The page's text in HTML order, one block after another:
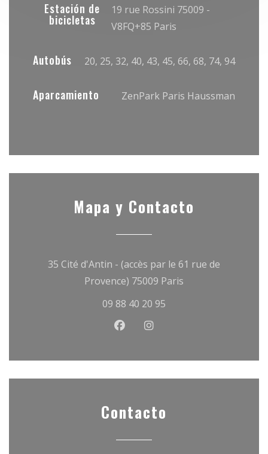
Estación de
bicicletas
19 rue Rossini 75009 -
V8FQ+85 Paris
Autobús 20, 25, 32, 40, 43, 45, 66, 68, 74, 94
Aparcamiento ZenPark Paris Haussman
Mapa y Contacto
35 Cité d'Antin - (accès par le 61 rue de
Provence) 75009 Paris
09 88 40 20 95
Facebook ((abre en una
Instagram ((abre en
Contacto